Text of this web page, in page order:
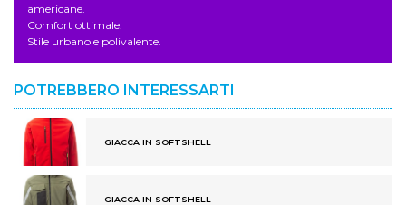
americane.
Comfort ottimale.
Stile urbano e polivalente.
POTREBBERO INTERESSARTI
GIACCA IN SOFTSHELL
GIACCA IN SOFTSHELL